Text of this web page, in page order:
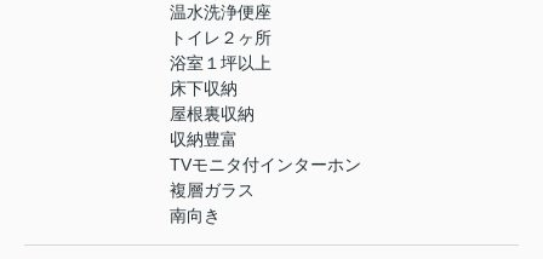
温水洗浄便座
トイレ２ヶ所
浴室１坪以上
床下収納
屋根裏収納
収納豊富
TVモニタ付インターホン
複層ガラス
南向き